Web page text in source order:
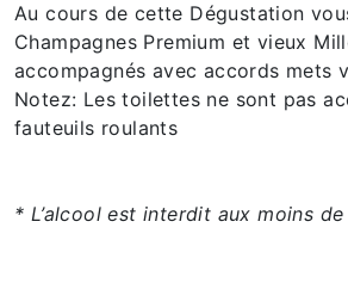
Au cours de cette Dégustation
Champagnes Premium et vieux
accompagnés avec accords
Notez: Les toilettes ne sont pas
fauteuils roulants
* L’alcool est interdit aux moins de